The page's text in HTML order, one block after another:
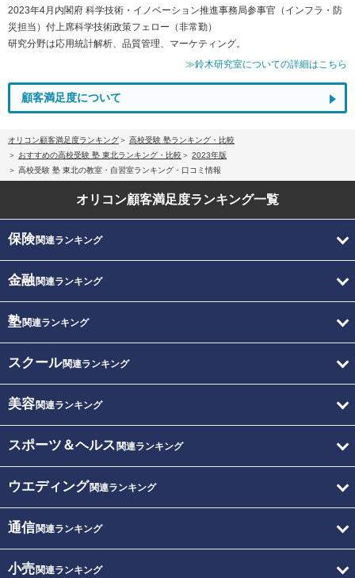
2023年4月内閣府 科学技術・イノベーション推進事務局参事官（インフラ・防
災担当）付上席科学技術政策フェロー（非常勤）
研究分野は応用統計解析、品質管理、マーケティング。
≫鈴木研究室についての詳細はこちら
顧客満足度について
オリコン顧客満足度ランキング
高校受験 塾ランキング・比較
おすすめの高校受験 塾 東北ランキング・比較
2023年版
高校受験 塾 東北の教室・自習室ランキング・口コミ情報
オリコン顧客満足度ランキング一覧
保険関連ランキング
金融関連ランキング
塾関連ランキング
スクール関連ランキング
美容関連ランキング
スポーツ＆ヘルス 関連ランキング
ウエディング関連ランキング
通信関連ランキング
小売関連ランキング